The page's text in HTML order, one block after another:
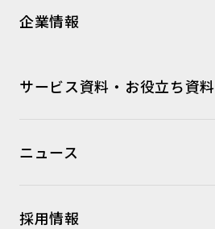
企業情報
サービス資料・お役立ち資料
ニュース
採用情報